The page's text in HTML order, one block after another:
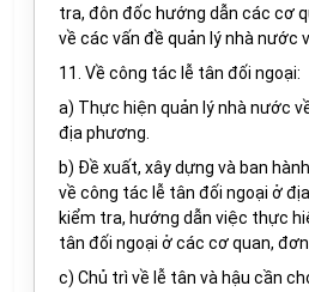
tra, đôn đốc hướng dẫn các cơ
về các vấn đề quản lý nhà nước
11. Về công tác lễ tân đối ngoại:
a) Thực hiện quản lý nhà nước
địa phương.
b) Đề xuất, xây dựng và ban
về công tác lễ tân đối ngoại ở
kiểm tra, hướng dẫn việc thực
tân đối ngoại ở các cơ quan,
c) Chủ trì về lễ tân và hậu cần